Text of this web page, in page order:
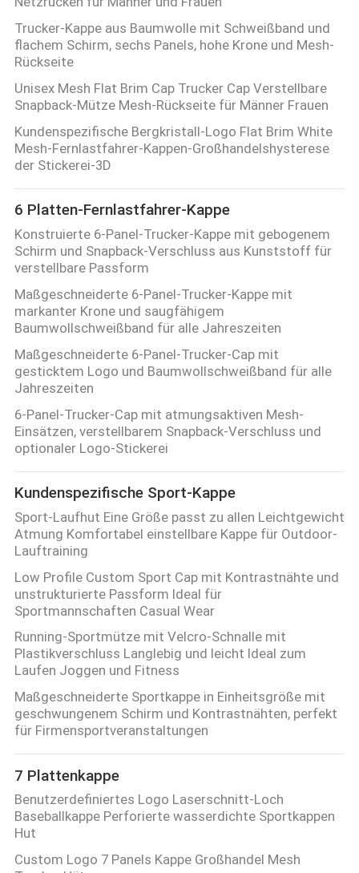
Trucker-Kappe aus Baumwolle mit Schweißband und
flachem Schirm, sechs Panels, hohe Krone und Mesh-
Rückseite
Unisex Mesh Flat Brim Cap Trucker Cap Verstellbare
Snapback-Mütze Mesh-Rückseite für Männer Frauen
Kundenspezifische Bergkristall-Logo Flat Brim White
Mesh-Fernlastfahrer-Kappen-Großhandelshysterese
der Stickerei-3D
6 Platten-Fernlastfahrer-Kappe
Konstruierte 6-Panel-Trucker-Kappe mit gebogenem
Schirm und Snapback-Verschluss aus Kunststoff für
verstellbare Passform
Maßgeschneiderte 6-Panel-Trucker-Kappe mit
markanter Krone und saugfähigem
Baumwollschweißband für alle Jahreszeiten
Maßgeschneiderte 6-Panel-Trucker-Cap mit
gesticktem Logo und Baumwollschweißband für alle
Jahreszeiten
6-Panel-Trucker-Cap mit atmungsaktiven Mesh-
Einsätzen, verstellbarem Snapback-Verschluss und
optionaler Logo-Stickerei
Kundenspezifische Sport-Kappe
Sport-Laufhut Eine Größe passt zu allen Leichtgewicht
Atmung Komfortabel einstellbare Kappe für Outdoor-
Lauftraining
Low Profile Custom Sport Cap mit Kontrastnähte und
unstrukturierte Passform Ideal für
Sportmannschaften Casual Wear
Running-Sportmütze mit Velcro-Schnalle mit
Plastikverschluss Langlebig und leicht Ideal zum
Laufen Joggen und Fitness
Maßgeschneiderte Sportkappe in Einheitsgröße mit
geschwungenem Schirm und Kontrastnähten, perfekt
für Firmensportveranstaltungen
7 Plattenkappe
Benutzerdefiniertes Logo Laserschnitt-Loch
Baseballkappe Perforierte wasserdichte Sportkappen
Hut
Custom Logo 7 Panels Kappe Großhandel Mesh